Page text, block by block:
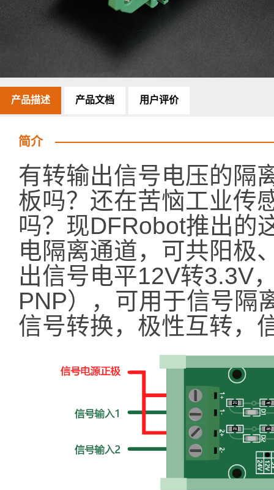
产品描述 产品文档 用户评价
简介
有转输出信号电压的隔
板吗？还在苦恼工业传
吗？现DFRobot推出的
电隔离通道，可共阳极
出信号电平12V转3.3V
PNP），可用于信号隔
信号转换，极性互转，